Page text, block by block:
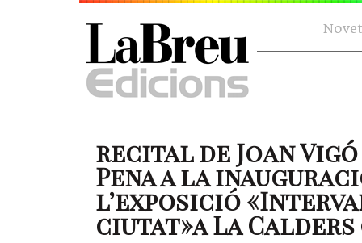
recital de Joan
Pena a la
l’exposició
ciutat»a La Calders